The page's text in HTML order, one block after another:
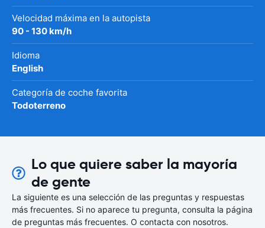
Velocidad máxima en la autopista
90 - 130 km/h
Idioma
English
Categoría de coche favorita
Todoterreno
Lo que quiere saber la mayoría
de gente
La siguiente es una selección de las preguntas y respuestas
más frecuentes. Si no aparece tu pregunta, consulta la página
de preguntas más frecuentes. O contacta con nosotros.